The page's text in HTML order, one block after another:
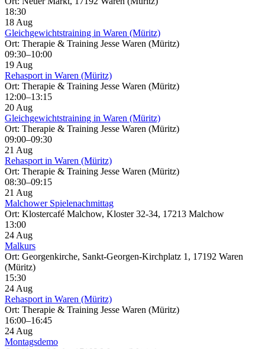
18:30
18 Aug
Gleichgewichtstraining in Waren (Müritz)
Ort: Therapie & Training Jesse Waren (Müritz)
09:30–10:00
19 Aug
Rehasport in Waren (Müritz)
Ort: Therapie & Training Jesse Waren (Müritz)
12:00–13:15
20 Aug
Gleichgewichtstraining in Waren (Müritz)
Ort: Therapie & Training Jesse Waren (Müritz)
09:00–09:30
21 Aug
Rehasport in Waren (Müritz)
Ort: Therapie & Training Jesse Waren (Müritz)
08:30–09:15
21 Aug
Malchower Spielenachmittag
Ort: Klostercafé Malchow, Kloster 32-34, 17213 Malchow
13:00
24 Aug
Malkurs
Ort: Georgenkirche, Sankt-Georgen-Kirchplatz 1, 17192 Waren
(Müritz)
15:30
24 Aug
Rehasport in Waren (Müritz)
Ort: Therapie & Training Jesse Waren (Müritz)
16:00–16:45
24 Aug
Montagsdemo